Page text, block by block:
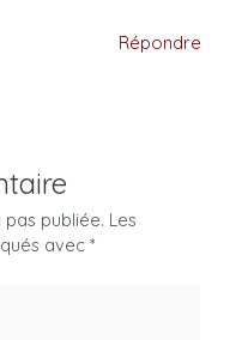
Répondre
publiée. Les
avec*